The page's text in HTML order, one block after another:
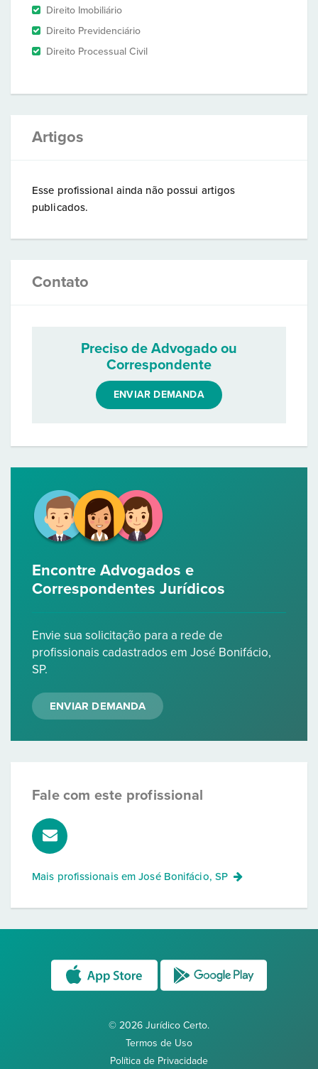
Direito Imobiliário
Direito Previdenciário
Direito Processual Civil
Artigos
Esse profissional ainda não possui artigos
publicados.
Contato
Preciso de Advogado ou
Correspondente
ENVIAR DEMANDA
Encontre Advogados e
Correspondentes Jurídicos
Envie sua solicitação para a rede de
profissionais cadastrados em José Bonifácio,
SP.
ENVIAR DEMANDA
Fale com este profissional
Mais profissionais emJosé Bonifácio, SP
© 2026 Jurídico Certo.
Termos de Uso
Política de Privacidade